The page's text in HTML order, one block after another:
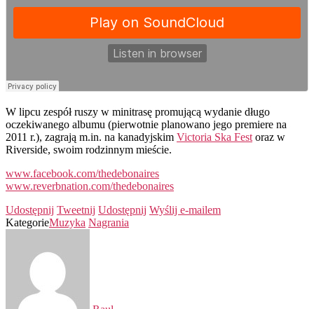
W lipcu zespół ruszy w minitrasę promującą wydanie długo
oczekiwanego albumu (pierwotnie planowano jego premiere na
2011 r.), zagrają m.in. na kanadyjskim Victoria Ska Fest oraz w
Riverside, swoim rodzinnym mieście.
www.facebook.com/thedebonaires
www.reverbnation.com/thedebonaires
Udostępnij Tweetnij Udostępnij Wyślij e-mailem
KategorieMuzyka Nagrania